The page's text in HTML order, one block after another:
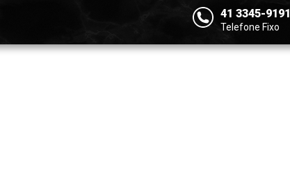
41 3345-9191
Telefone Fixo